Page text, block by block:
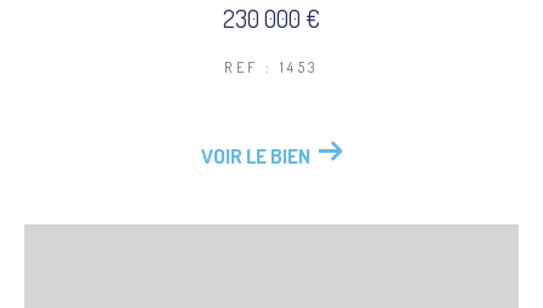
230 000 €
REF : 1453
VOIR LE BIEN